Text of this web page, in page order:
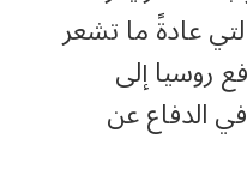
عادةً ما تشعر
روسيا إلى
الدفاع عن